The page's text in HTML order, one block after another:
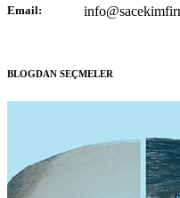
Email:
BLOGDAN SEÇMELER